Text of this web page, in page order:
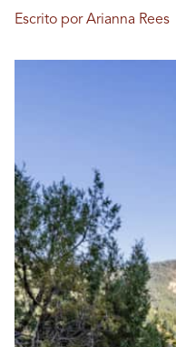
Escrito por Arianna Rees